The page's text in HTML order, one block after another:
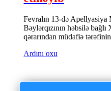
Fevralın 13-də Apellyasiya
Bəylərqızının həbsilə
qərarından müdafiə
Ardını oxu